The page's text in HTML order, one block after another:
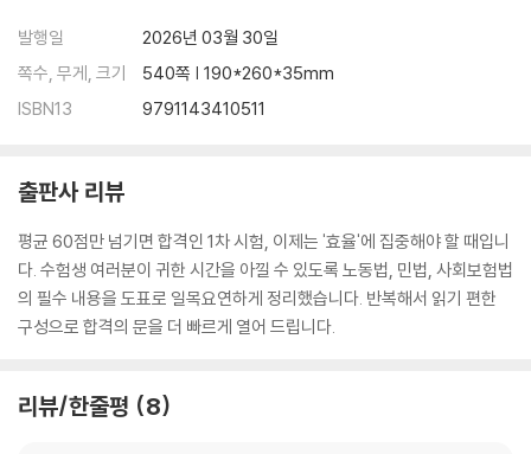
CHAPTER 02 채권의 목적
CHAPTER 03 채권의 효력
CHAPTER 04 다수당사자의 채권관계
제3편 채권각론
CHAPTER 01 계약총론
CHAPTER 02 계약각론
CHAPTER 03 법정채권관계
CHAPTER 04 종합문제
발행일
2026년 03월 30일
쪽수, 무게, 크기
540쪽 | 190*260*35mm
ISBN13
9791143410511
출판사 리뷰
평균 60점만 넘기면 합격인 1차 시험, 이제는 '효율'에 집중해야 할 때입니
다. 수험생 여러분이 귀한 시간을 아낄 수 있도록 노동법, 민법, 사회보험법
의 필수 내용을 도표로 일목요연하게 정리했습니다. 반복해서 읽기 편한
구성으로 합격의 문을 더 빠르게 열어 드립니다.
리뷰/한줄평 8